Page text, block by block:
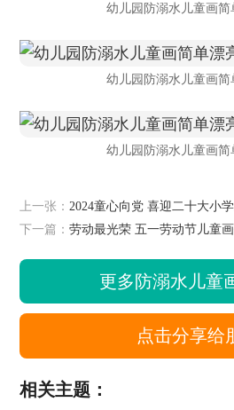
幼儿园防溺水儿童画简
幼儿园防溺水儿童画简
幼儿园防溺水儿童画简
上一张： 2024童心向党 喜迎二十大小
下一篇：劳动最光荣 五一劳动节儿童画
更多防溺水儿童
点击分享给
相关主题：